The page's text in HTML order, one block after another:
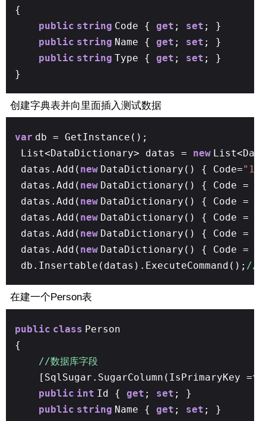
{
public string Code { get ; set ; }
public string Name { get ; set ; }
public string Type { get ; set ; }
}
创建字典表并向里面插入测试数据
var db = GetInstance();
List<DataDictionary> datas = new
datas.Add( new DataDictionary() { Code="1"
datas.Add( new DataDictionary() { Code =
datas.Add( new DataDictionary() { Code =
datas.Add( new DataDictionary() { Code =
datas.Add( new DataDictionary() { Code =
datas.Add( new DataDictionary() { Code =
db.Insertable(datas).ExecuteCommand(); //这
在建一个Person表
public class Person
{
//数据库字段
[SqlSugar.SugarColumn(IsPrimaryKey =
public int Id { get ; set ; }
public string Name { get ; set ; }